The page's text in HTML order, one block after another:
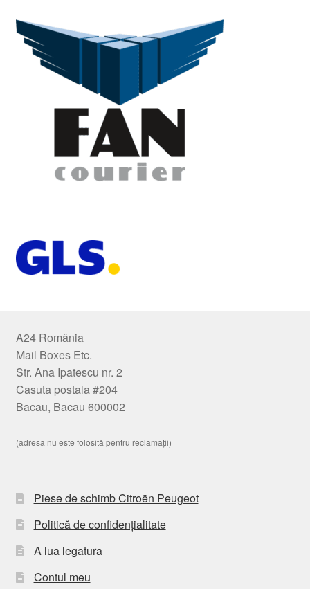
A24 România
Mail Boxes Etc.
Str. Ana Ipatescu nr. 2
Casuta postala #204
Bacau, Bacau 600002
(adresa nu este folosită pentru reclamații)
Piese de schimb Citroën Peugeot
Politică de confidențialitate
A lua legatura
Contul meu